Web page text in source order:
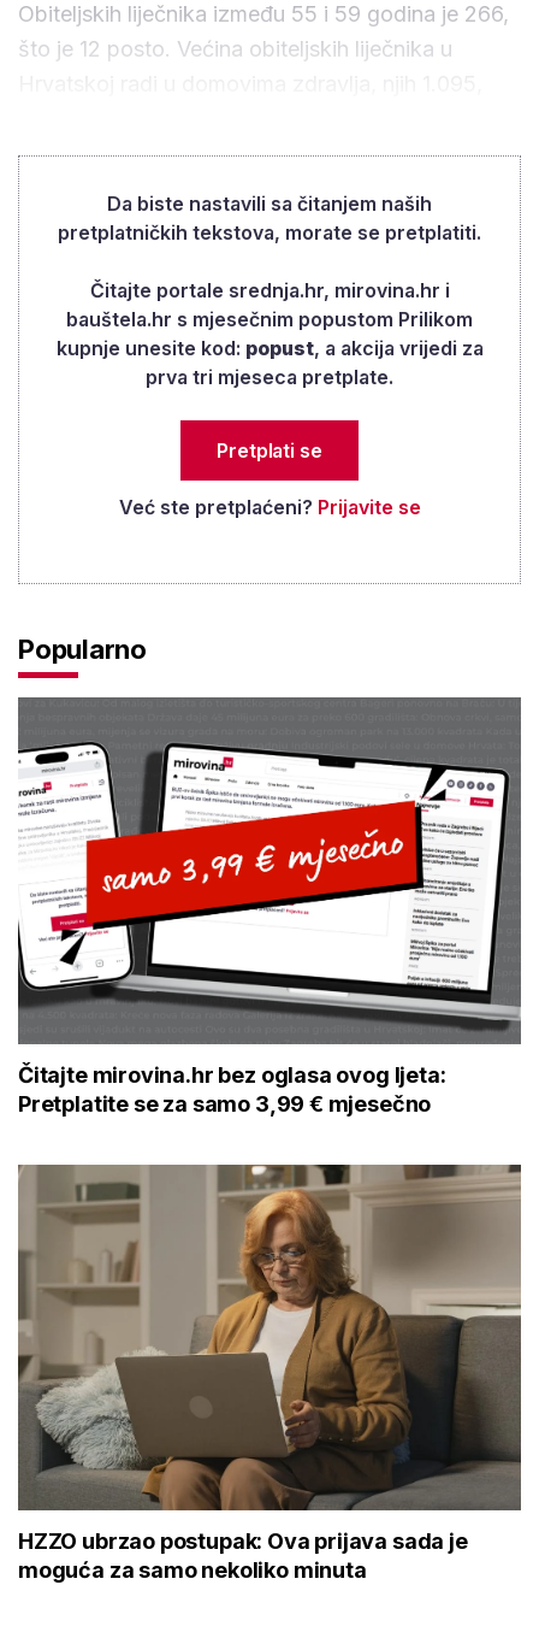
Obiteljskih liječnika između 55 i 59 godina je 266,
što je 12 posto. Većina obiteljskih liječnika u
Da biste nastavili sa čitanjem naših
pretplatničkih tekstova, morate se pretplatiti.
Čitajte portale srednja.hr, mirovina.hr i
bauštela.hr s mjesečnim popustom Prilikom
kupnje unesite kod: popust, a akcija vrijedi za
prva tri mjeseca pretplate.
Pretplati se
Već ste pretplaćeni? Prijavite se
Popularno
Čitajte mirovina.hr bez oglasa ovog ljeta:
Pretplatite se za samo 3,99 € mjesečno
HZZO ubrzao postupak: Ova prijava sada je
moguća za samo nekoliko minuta